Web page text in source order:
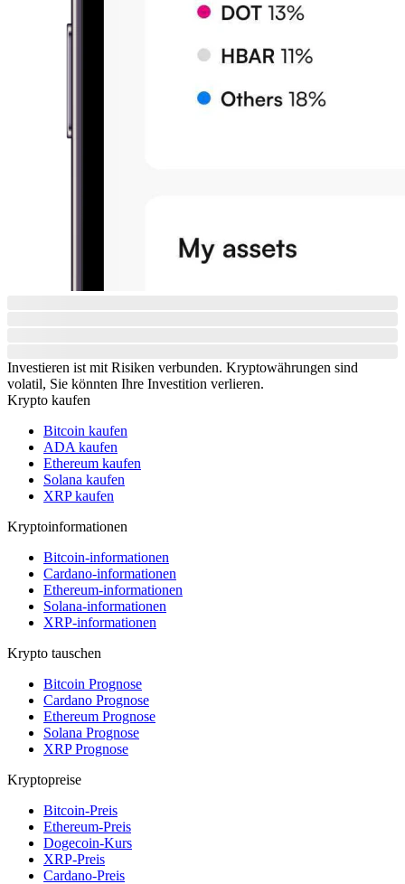
Investieren ist mit Risiken verbunden. Kryptowährungen sind
volatil, Sie könnten Ihre Investition verlieren.
Krypto kaufen
Bitcoin kaufen
ADA kaufen
Ethereum kaufen
Solana kaufen
XRP kaufen
Kryptoinformationen
Bitcoin-informationen
Cardano-informationen
Ethereum-informationen
Solana-informationen
XRP-informationen
Krypto tauschen
Bitcoin Prognose
Cardano Prognose
Ethereum Prognose
Solana Prognose
XRP Prognose
Kryptopreise
Bitcoin-Preis
Ethereum-Preis
Dogecoin-Kurs
XRP-Preis
Cardano-Preis